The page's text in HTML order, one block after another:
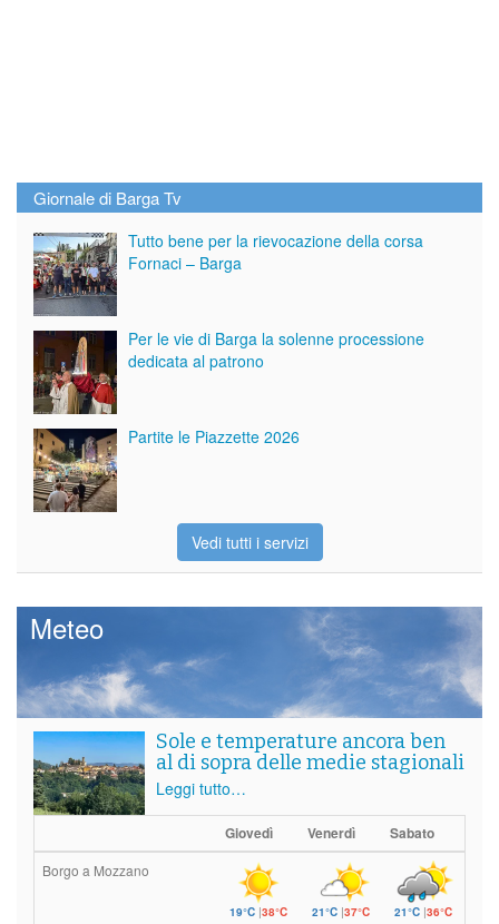
Giornale di Barga Tv
Tutto bene per la rievocazione della corsa
Fornaci – Barga
Per le vie di Barga la solenne processione
dedicata al patrono
Partite le Piazzette 2026
Vedi tutti i servizi
Meteo
Sole e temperature ancora ben
al di sopra delle medie stagionali
Leggi tutto…
Giovedì Venerdì Sabato
Borgo a Mozzano
19°C |38°C 21°C |37°C 21°C |36°C